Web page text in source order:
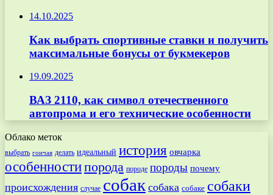
14.10.2025
Как выбрать спортивные ставки и получить
максимальные бонусы от букмекеров
19.09.2025
ВАЗ 2110, как символ отечественного
автопрома и его технические особенности
Облако меток
выбрать гончая делать идеальный история овчарка
особенностипорода породе породы почему
происхождения случае собак собака собаке собаки